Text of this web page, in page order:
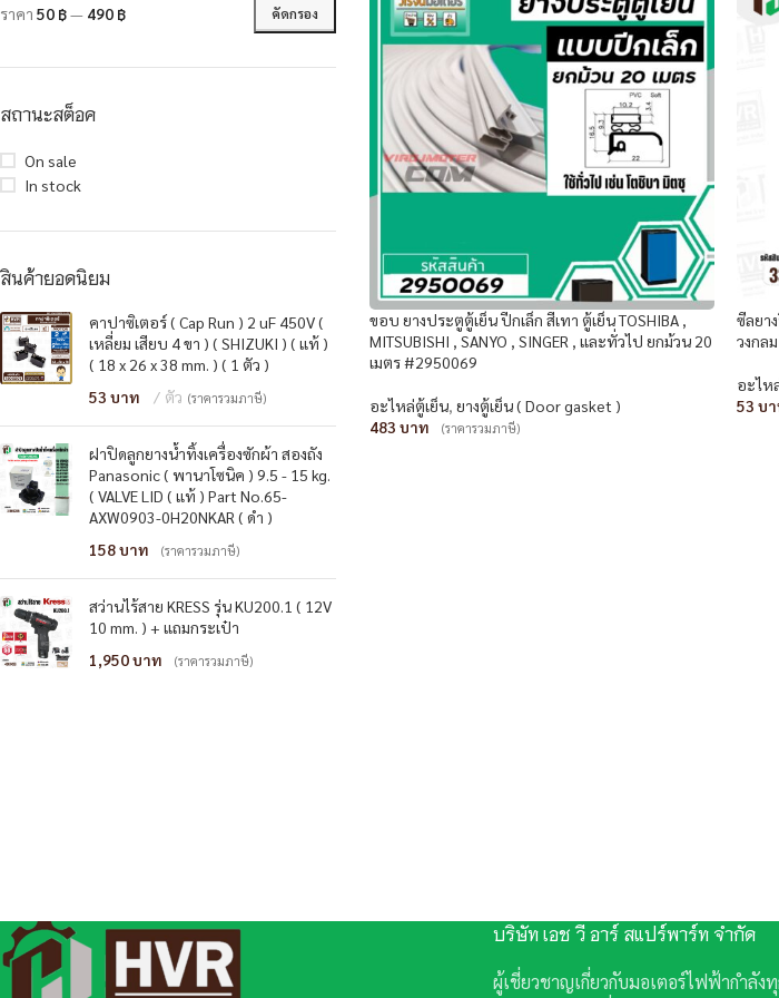
คัดกรอง
ราคา 50 ฿— 490 ฿
สถานะสต็อค
On sale
In stock
สินค้ายอดนิยม
คาปาซิเตอร์ ( Cap Run ) 2 uF 450V (
เหลี่ยม เสียบ 4 ขา ) ( SHIZUKI ) ( แท้ )
( 18 x 26 x 38 mm. ) ( 1 ตัว )
53
ตัว (ราคารวมภาษี)
ฝาปิดลูกยางน้ำทิ้งเครื่องซักผ้า สองถัง
Panasonic ( พานาโซนิค ) 9.5 - 15 kg.
( VALVE LID ( แท้ ) Part No.65-
AXW0903-0H20NKAR ( ดำ )
158
(ราคารวมภาษี)
สว่านไร้สาย KRESS รุ่น KU200.1 ( 12V
10 mm. ) + แถมกระเป๋า
1,950
(ราคารวมภาษี)
ขอบ ยางประตูตู้เย็น ปีกเล็ก สีเทา ตู้เย็น TOSHIBA ,
MITSUBISHI , SANYO , SINGER , และทั่วไป ยกม้วน 20
เมตร #2950069
อะไหล่ตู้เย็น,ยางตู้เย็น ( Door gasket )
483
(ราคารวมภาษี)
ซีลยา
วงกล
อะไห
53
บริษัท เอช วี อาร์ สแปร์พาร์ท จำกัด
ผู้เชี่ยวชาญเกี่ยวกับมอเตอร์ไฟฟ้ากำลัง